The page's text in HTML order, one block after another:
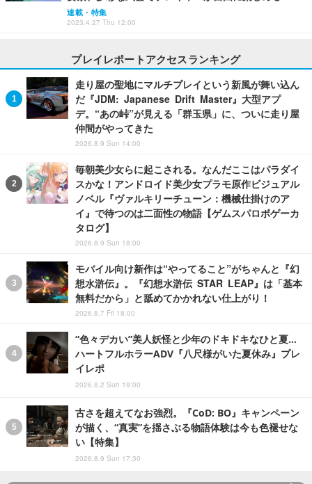
連載・特集
2023.4.27 Thu 12:00
プレイレポートアクセスランキング
走り屋の聖地にマルチプレイという新風が舞い込ん
だ『JDM: Japanese Drift Master』大型アプ
デ。“あの峠”が見える「群玉県」に、ついに走り屋
仲間がやってきた
2026.8.9 Sun 14:00
毎朝美少女らに起こされる。なんだここはパラダイ
スかな！アンドロイド美少女プラモ原作ビジュアル
ノベル『ヴァルキリーチューン：機械仕掛けのア
イ』で待つのは二面性の物語【ゲムスパロボゲーカ
タログ】
2026.8.9 Sun 18:00
モバイル向け新作は“やってること”がちゃんと『幻
想水滸伝』。『幻想水滸伝 STAR LEAP』は「基本
無料だから」と舐めてかかれない仕上がり！
2026.8.7 Fri 18:00
“色々デカい”美人妖怪と少年のドキドキなひと夏…
ハートフルホラーADV『八尺様がいた夏休み』プレ
イレポ
2026.8.2 Sun 19:00
古さを超えてなお強烈。『CoD: BO』キャンペーン
が描く、“真実”を揺さぶる物語体験は今も色褪せな
い【特集】
2026.8.9 Sun 17:30